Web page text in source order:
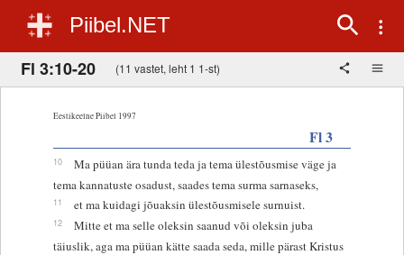
Piibel.NET
Fl 3:10-20 (11 vastet, leht 1 1-st)
Eestikeelne Piibel 1997
Fl 3
10
Ma püüan ära tunda teda ja tema ülestõusmise väge ja
tema kannatuste osadust, saades tema surma sarnaseks,
11 et ma kuidagi jõuaksin ülestõusmisele surnuist.
12
Mitte et ma selle oleksin saanud või oleksin juba
täiuslik, aga ma püüan kätte saada seda, mille pärast Kristus